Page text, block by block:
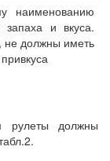
наименованию
запаха и вкуса.
должны иметь
рулеты должны